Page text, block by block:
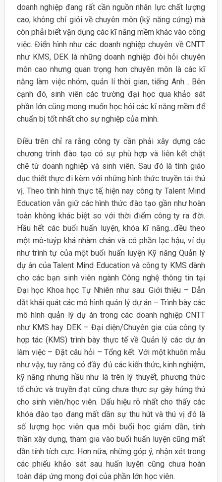
doanh nghiệp đang rất cần nguồn nhân lực chất lượng
cao, không chỉ giỏi về chuyên môn (kỹ năng cứng) mà
còn phải biết vận dụng các kĩ năng mềm khác vào công
việc. Điển hình như các doanh nghiệp chuyên về CNTT
như KMS, DEK là những doanh nghiệp đòi hỏi chuyên
môn cao nhưng quan trọng hơn chuyên môn là các kĩ
năng làm việc nhóm, quản lí thời gian, tiếng Anh… Bên
cạnh đó, sinh viên các trường đại học qua khảo sát
phần lớn cũng mong muốn học hỏi các kĩ năng mềm để
chuẩn bị tốt nhất cho sự nghiệp của mình.
Điều trên chỉ ra rằng công ty cần phải xây dựng các
chương trình đào tạo có sự phù hợp và liên kết chặt
chẽ từ doanh nghiệp và sinh viên. Sau đó là tính giáo
dục thiết thực đi kèm với những hình thức truyền tải thú
vị. Theo tình hình thực tế, hiện nay công ty Talent Mind
Education vẫn giữ các hình thức đào tạo gần như hoàn
toàn không khác biệt so với thời điểm công ty ra đời.
Hầu hết các buổi huấn luyện, khóa kĩ năng…đều theo
một mô-tuýp khá nhàm chán và có phần lạc hậu, ví dụ
như trình tự của một buổi huấn luyện Kỹ năng Quản lý
dự án của Talent Mind Education và công ty KMS dành
cho các bạn sinh viên ngành Công nghệ thông tin tại
Đại học Khoa học Tự Nhiên như sau: Giới thiệu – Dẫn
dắt khái quát các mô hình quản lý dự án – Trình bày các
mô hình quản lý dự án trong các doanh nghiệp CNTT
như KMS hay DEK – Đại diện/Chuyên gia của công ty
hợp tác (KMS) trình bày thực tế về Quản lý các dự án
làm việc – Đặt câu hỏi – Tổng kết. Với một khuôn mẫu
như vậy, tuy rằng có đầy đủ các kiến thức, kinh nghiệm,
kỹ năng nhưng hầu như là trên lý thuyết, phương thức
tổ chức và truyền đạt cũng chưa thực sự gây hứng thú
cho sinh viên/học viên. Dấu hiệu rõ nhất cho thấy các
khóa đào tạo đang mất dần sự thu hút và thú vị đó là
số lượng học viên qua mỗi buổi học giảm dần, tinh
thần xây dựng, tham gia vào buổi huấn luyện cũng mất
dần tính tích cực. Hơn nữa, những góp ý, nhận xét trong
các phiếu khảo sát sau huấn luyện cũng chưa hoàn
toàn đáp ứng mong đợi của phần lớn học viên.